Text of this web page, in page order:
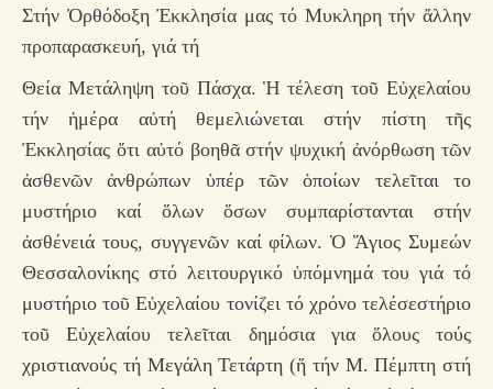
Στήν Ὀρθόδοξη Ἐκκλησία μας τό Μυκληρη τήν ἄλλην
προπαρασκευή, γιά τή
Θεία Μετάληψη τοῦ Πάσχα. Ἡ τέλεση τοῦ Εὐχελαίου
τήν ἡμέρα αὐτή θεμελιώνεται στήν πίστη τῆς
Ἐκκλησίας ὄτι αὐτό βοηθᾶ στήν ψυχική ἀνόρθωση τῶν
ἀσθενῶν ἀνθρώπων ὑπέρ τῶν ὁποίων τελεῖται το
μυστήριο καί ὅλων ὅσων συμπαρίστανται στήν
ἀσθένειά τους, συγγενῶν καί φίλων. Ὁ Ἅγιος Συμεών
Θεσσαλονίκης στό λειτουργικό ὑπόμνημά του γιά τό
μυστήριο τοῦ Εὐχελαίου τονίζει τό χρόνο τελέσεστήριο
τοῦ Εὐχελαίου τελεῖται δημόσια για ὅλους τούς
χριστιανούς τή Μεγάλη Τετάρτη (ἤ τήν Μ. Πέμπτη στή